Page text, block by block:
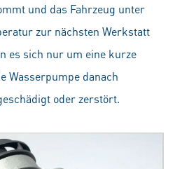
und das Fahrzeug unter
zur nächsten Werkstatt
es sich nur um eine kurze
Wasserpumpe danach
oder zerstört.